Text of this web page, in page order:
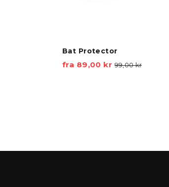
Bat Protector
fra 89,00 krVejl.
99,00 kr